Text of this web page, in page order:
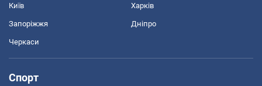
Київ Харків
Запоріжжя Дніпро
Черкаси
Спорт